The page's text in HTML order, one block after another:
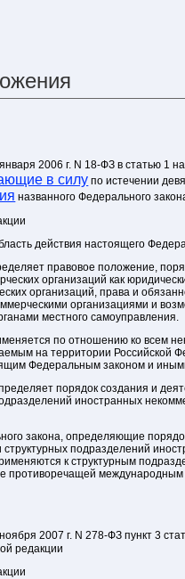
2006 г. N 18-ФЗ в статью 1
в силу по истечении
названного Федерального
действия настоящего
правовое положение,
организаций как
организаций, права и
организациями и
местного самоуправления.
по отношению ко всем
на территории Российской
Федеральным законом и
порядок создания и
иностранных
закона, определяющие
подразделений
к структурным
противоречащей международным
2007 г. N 278-ФЗ пункт 3
редакции